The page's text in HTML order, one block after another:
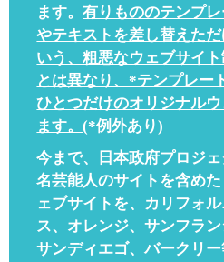
ます。有りもののテンプ
やテキストを差し替えた
いう、粗悪なウェブサイ
とは異なり、*テンプレー
ひとつだけのオリジナル
ます。(*例外あり)
今まで、日本政府プロジ
名芸能人のサイトを含め
ェブサイトを、カリフォ
ス、オレンジ、サンフラン
サンディエゴ、バークリ